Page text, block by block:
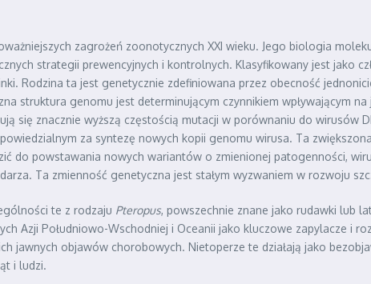
zagrożeń zoonotycznych XXI wieku. Jego biologia
strategii prewencyjnych i kontrolnych. Klasyfikowany jest jako
Rodzina ta jest genetycznie zdefiniowana przez obecność
struktura genomu jest determinującym czynnikiem wpływającym
się znacznie wyższą częstością mutacji w porównaniu do wirusów
za syntezę nowych kopii genomu wirusa. Ta
do powstawania nowych wariantów o zmienionej patogenności,
Ta zmienność genetyczna jest stałym wyzwaniem w rozwoju
te z rodzaju Pteropus, powszechnie znane jako rudawki lub
Azji Południowo-Wschodniej i Oceanii jako kluczowe zapylacze i
jawnych objawów chorobowych. Nietoperze te działają jako
i ludzi.